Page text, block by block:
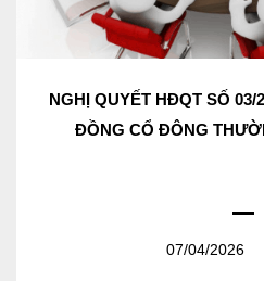
NGHỊ QUYẾT HĐQT SỐ
ĐỒNG CỔ ĐÔNG
07/04/2026